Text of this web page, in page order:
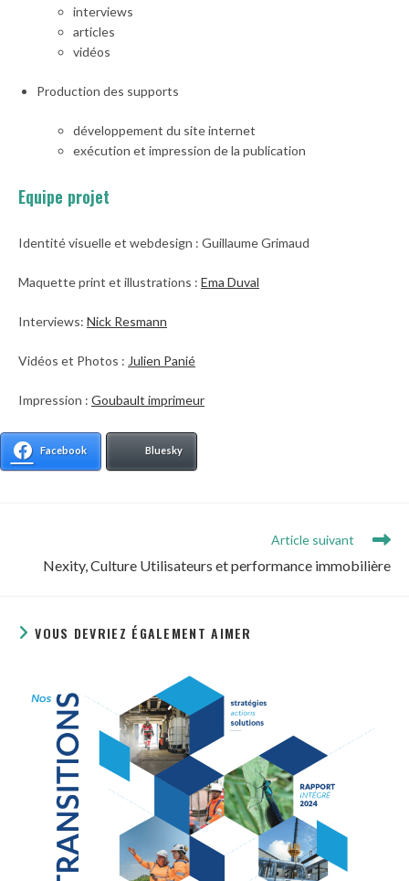
interviews
articles
vidéos
Production des supports
développement du site internet
exécution et impression de la publication
Equipe projet
Identité visuelle et webdesign : Guillaume Grimaud
Maquette print et illustrations : Ema Duval
Interviews: Nick Resmann
Vidéos et Photos : Julien Panié
Impression : Goubault imprimeur
Facebook Bluesky
articles
Article suivant
Nexity, Culture Utilisateurs et performance immobilière
VOUS DEVRIEZ ÉGALEMENT AIMER